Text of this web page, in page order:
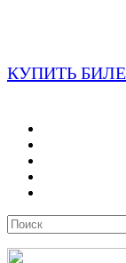
КУПИТЬ